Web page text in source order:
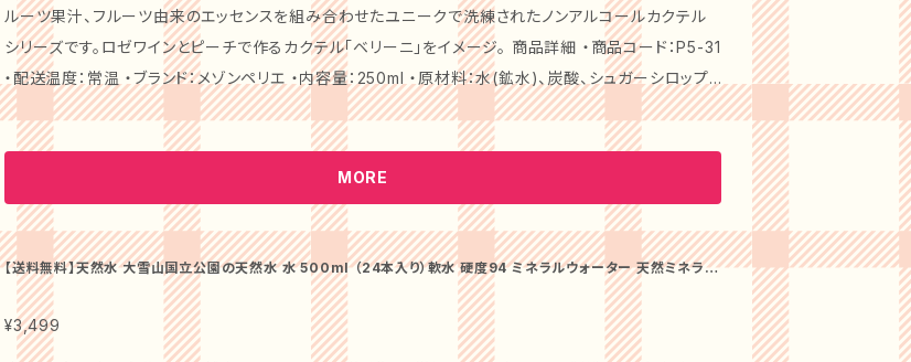
フレーバーをご用意しました。心地よい泡立ちとともに、口に広がる爽やかなレモンとライムの風味が、リ
フレッシュしたい瞬間を提供します。この商品を一度楽しんでいただければ、その魅力を感じていただけ
ることでしょう。 注意事項： 送料無料でお届けいたしますので、ぜひ手軽にご購入ください。常温保存が
可能ですが、開封後はお早めにお召し上がりいただくことをおすすめします。国内配送のみ対応してお
り、離島への配送はお受けできませんので予めご了承下さい。 この「メゾンペリエ フォーエバー レモン＆
ライム」で、特別な時間をお楽しみください。大切な方への贈り物や、自分へのご褒美としても非常におす
すめの一品です！
ルーツ果汁、フルーツ由来のエッセンスを組み合わせたユニークで洗練されたノンアルコールカクテル
シリーズです。ロゼワインとピーチで作るカクテル「ベリーニ」をイメージ。 商品詳細 ・商品コード：P5-31
・配送温度：常温 ・ブランド：メゾンペリエ ・内容量：250ml ・原材料：水(鉱水)、炭酸、シュガーシロップ、
濃縮還元ピーチ果汁、クエン酸、香料、キャラメルシロップ、紫ニンジンエキス、濃縮カシスエキス ・賞味
期間 ：製造後18ヶ月 ・単品サイズ（cm）：5.3×5.3×13.4 商品名：【メゾンペリエ シック レモヒート 250
ml】 商品説明 ペリエと同じ水源から採水した炭酸水とフルーツ果汁、フルーツ由来のエッセンスを組み
合わせたユニークで洗練されたノンアルコールカクテルシリーズです。レモンとミントの爽やかな味わい
が楽しめる「モヒート」をイメージ。 商品詳細 ・商品コード：P5-32 ・配送温度：常温 ・ブランド：メゾンペ
リエ ・内容量：250ml ・原材料：水（鉱水）、炭酸、シュガーシロップ、濃縮還元レモン果汁、食塩、香料 ・賞
味期間 ：製造後18ヶ月 ・単品サイズ（cm）：5.3×5.3×13.4 特徴： フランス産の上質なスパークリングウ
ォーターを使用した、贅沢なレモンの香りが楽しめる「レモヒート」と、華やかなロゼフレーバーの「ロゼ
リーニ」をセットにしました。どちらも爽やかで、リフレッシュしたいときや特別なシーンで心躍るひととき
MORE
【送料無料】天然水 大雪山国立公園の天然水 水 500ml （24本入り）軟水 硬度94 ミネラルウォーター 天然ミネラル
水 おいしい水
¥3,499